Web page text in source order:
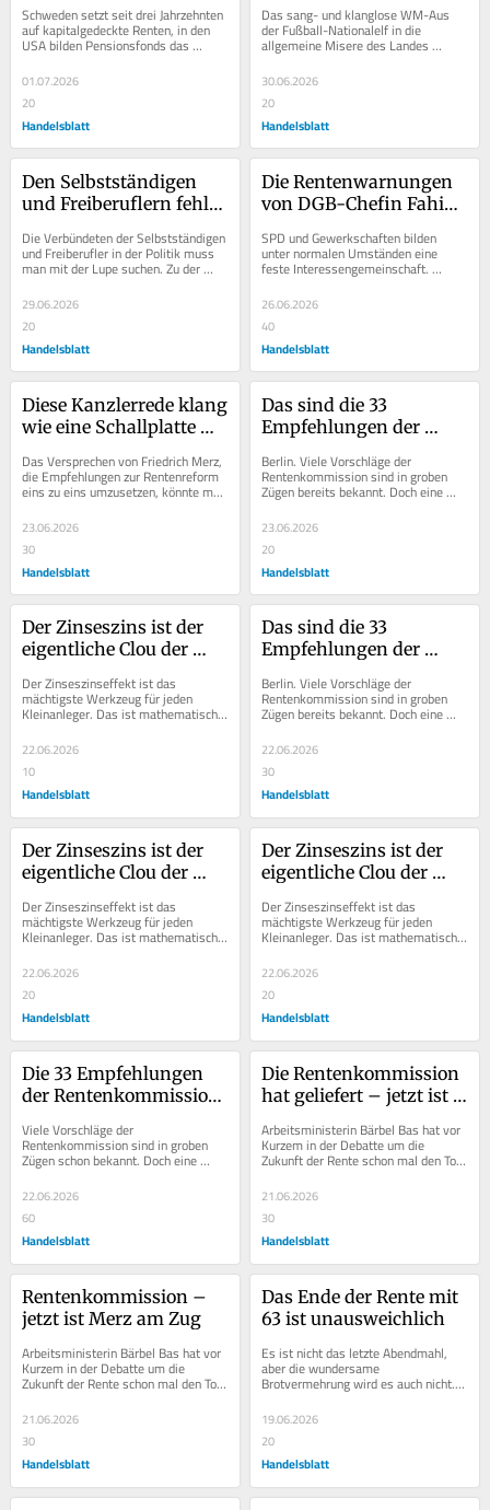
Schweden setzt seit drei Jahrzehnten
auf kapitalgedeckte Renten, in den
USA bilden Pensionsfonds das
Deutschland...
01.07.2026
20
Handelsblatt
Das sang- und klanglose WM-Aus
der Fußball-Nationalelf in die
allgemeine Misere des Landes
einzubeziehen, liegt nahe. Die
vermeintlichen Parallelen...
30.06.2026
20
Handelsblatt
Den Selbstständigen
und Freiberuflern fehlt
Die Verbündeten der Selbstständigen
und Freiberufler in der Politik muss
man mit der Lupe suchen. Zu der
raren Spezies gehört etwa die...
29.06.2026
20
Handelsblatt
Die Rentenwarnungen
von DGB-Chefin Fahimi
SPD und Gewerkschaften bilden
unter normalen Umständen eine
feste Interessengemeinschaft.
Wahrscheinlich ist die Behauptung
nicht überspitzt...
26.06.2026
40
Handelsblatt
Diese Kanzlerrede klang
wie eine Schallplatte
Das Versprechen von Friedrich Merz,
die Empfehlungen zur Rentenreform
eins zu eins umzusetzen, könnte man
als Hoffnungszeichen für den
Kanzler...
23.06.2026
30
Handelsblatt
Das sind die 33
Empfehlungen der
Wortlaut
Berlin. Viele Vorschläge der
Rentenkommission sind in groben
Zügen bereits bekannt. Doch eine
detaillierte Auflistung aller
Empfehlungen zur Reform...
23.06.2026
20
Handelsblatt
Der Zinseszins ist der
eigentliche Clou der
Der Zinseszinseffekt ist das
mächtigste Werkzeug für jeden
Kleinanleger. Das ist mathematisch
nicht zu leugnen, und trotzdem hat
die Politik seit...
22.06.2026
10
Handelsblatt
Das sind die 33
Empfehlungen der
Wortlaut
Berlin. Viele Vorschläge der
Rentenkommission sind in groben
Zügen bereits bekannt. Doch eine
detaillierte Auflistung aller
Empfehlungen zur Reform...
22.06.2026
30
Handelsblatt
Der Zinseszins ist der
eigentliche Clou der
Der Zinseszinseffekt ist das
mächtigste Werkzeug für jeden
Kleinanleger. Das ist mathematisch
nicht zu leugnen, und trotzdem hat
die Politik seit...
22.06.2026
20
Handelsblatt
Der Zinseszins ist der
eigentliche Clou der
Der Zinseszinseffekt ist das
mächtigste Werkzeug für jeden
Kleinanleger. Das ist mathematisch
nicht zu leugnen, und trotzdem hat
die Politik seit...
22.06.2026
20
Handelsblatt
Die 33 Empfehlungen
der Rentenkommission
Viele Vorschläge der
Rentenkommission sind in groben
Zügen schon bekannt. Doch eine
detaillierte Auflistung aller
Empfehlungen im Wortlaut gibt es...
22.06.2026
60
Handelsblatt
Die Rentenkommission
hat geliefert – jetzt ist
Arbeitsministerin Bärbel Bas hat vor
Kurzem in der Debatte um die
Zukunft der Rente schon mal den Ton
21.06.2026
30
Handelsblatt
Rentenkommission –
jetzt ist Merz am Zug
Arbeitsministerin Bärbel Bas hat vor
Kurzem in der Debatte um die
Zukunft der Rente schon mal den Ton
21.06.2026
30
Handelsblatt
Das Ende der Rente mit
63 ist unausweichlich
Es ist nicht das letzte Abendmahl,
aber die wundersame
Brotvermehrung wird es auch nicht.
Das politische Berlin wartet mit
Spannung auf die Ergebnisse...
19.06.2026
20
Handelsblatt